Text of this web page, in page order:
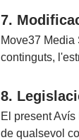
7.
Move37 Media
continguts,
8.
El present
de qualsevol